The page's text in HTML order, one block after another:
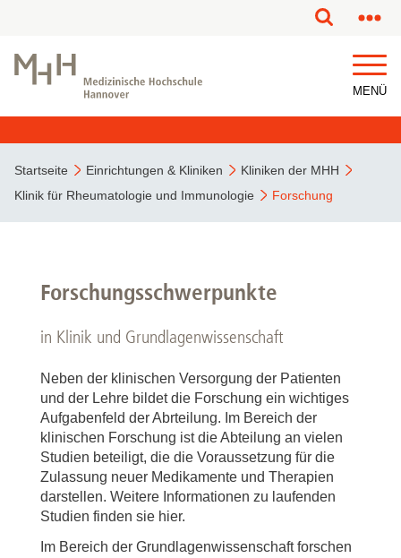
MENÜ
Startseite Einrichtungen & Kliniken
Kliniken der MHH
Klinik für Rheumatologie und Immunologie
Forschung
Forschungsschwerpunkte
in Klinik und Grundlagenwissenschaft
Neben der klinischen Versorgung der Patienten
und der Lehre bildet die Forschung ein wichtiges
Aufgabenfeld der Abrteilung. Im Bereich der
klinischen Forschung ist die Abteilung an vielen
Studien beteiligt, die die Voraussetzung für die
Zulassung neuer Medikamente und Therapien
darstellen. Weitere Informationen zu laufenden
Studien finden sie hier.
Im Bereich der Grundlagenwissenschaft forschen